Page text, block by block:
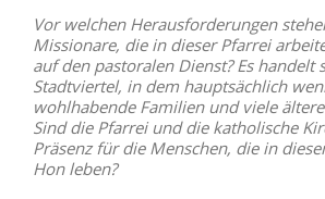
Vor welchen Herausforderungen
Missionare, die in dieser Pfarrei
auf den pastoralen Dienst? Es handelt
Stadtviertel, in dem hauptsächlich
wohlhabende Familien und viele
Sind die Pfarrei und die katholische
Präsenz für die Menschen, die in
Hon leben?